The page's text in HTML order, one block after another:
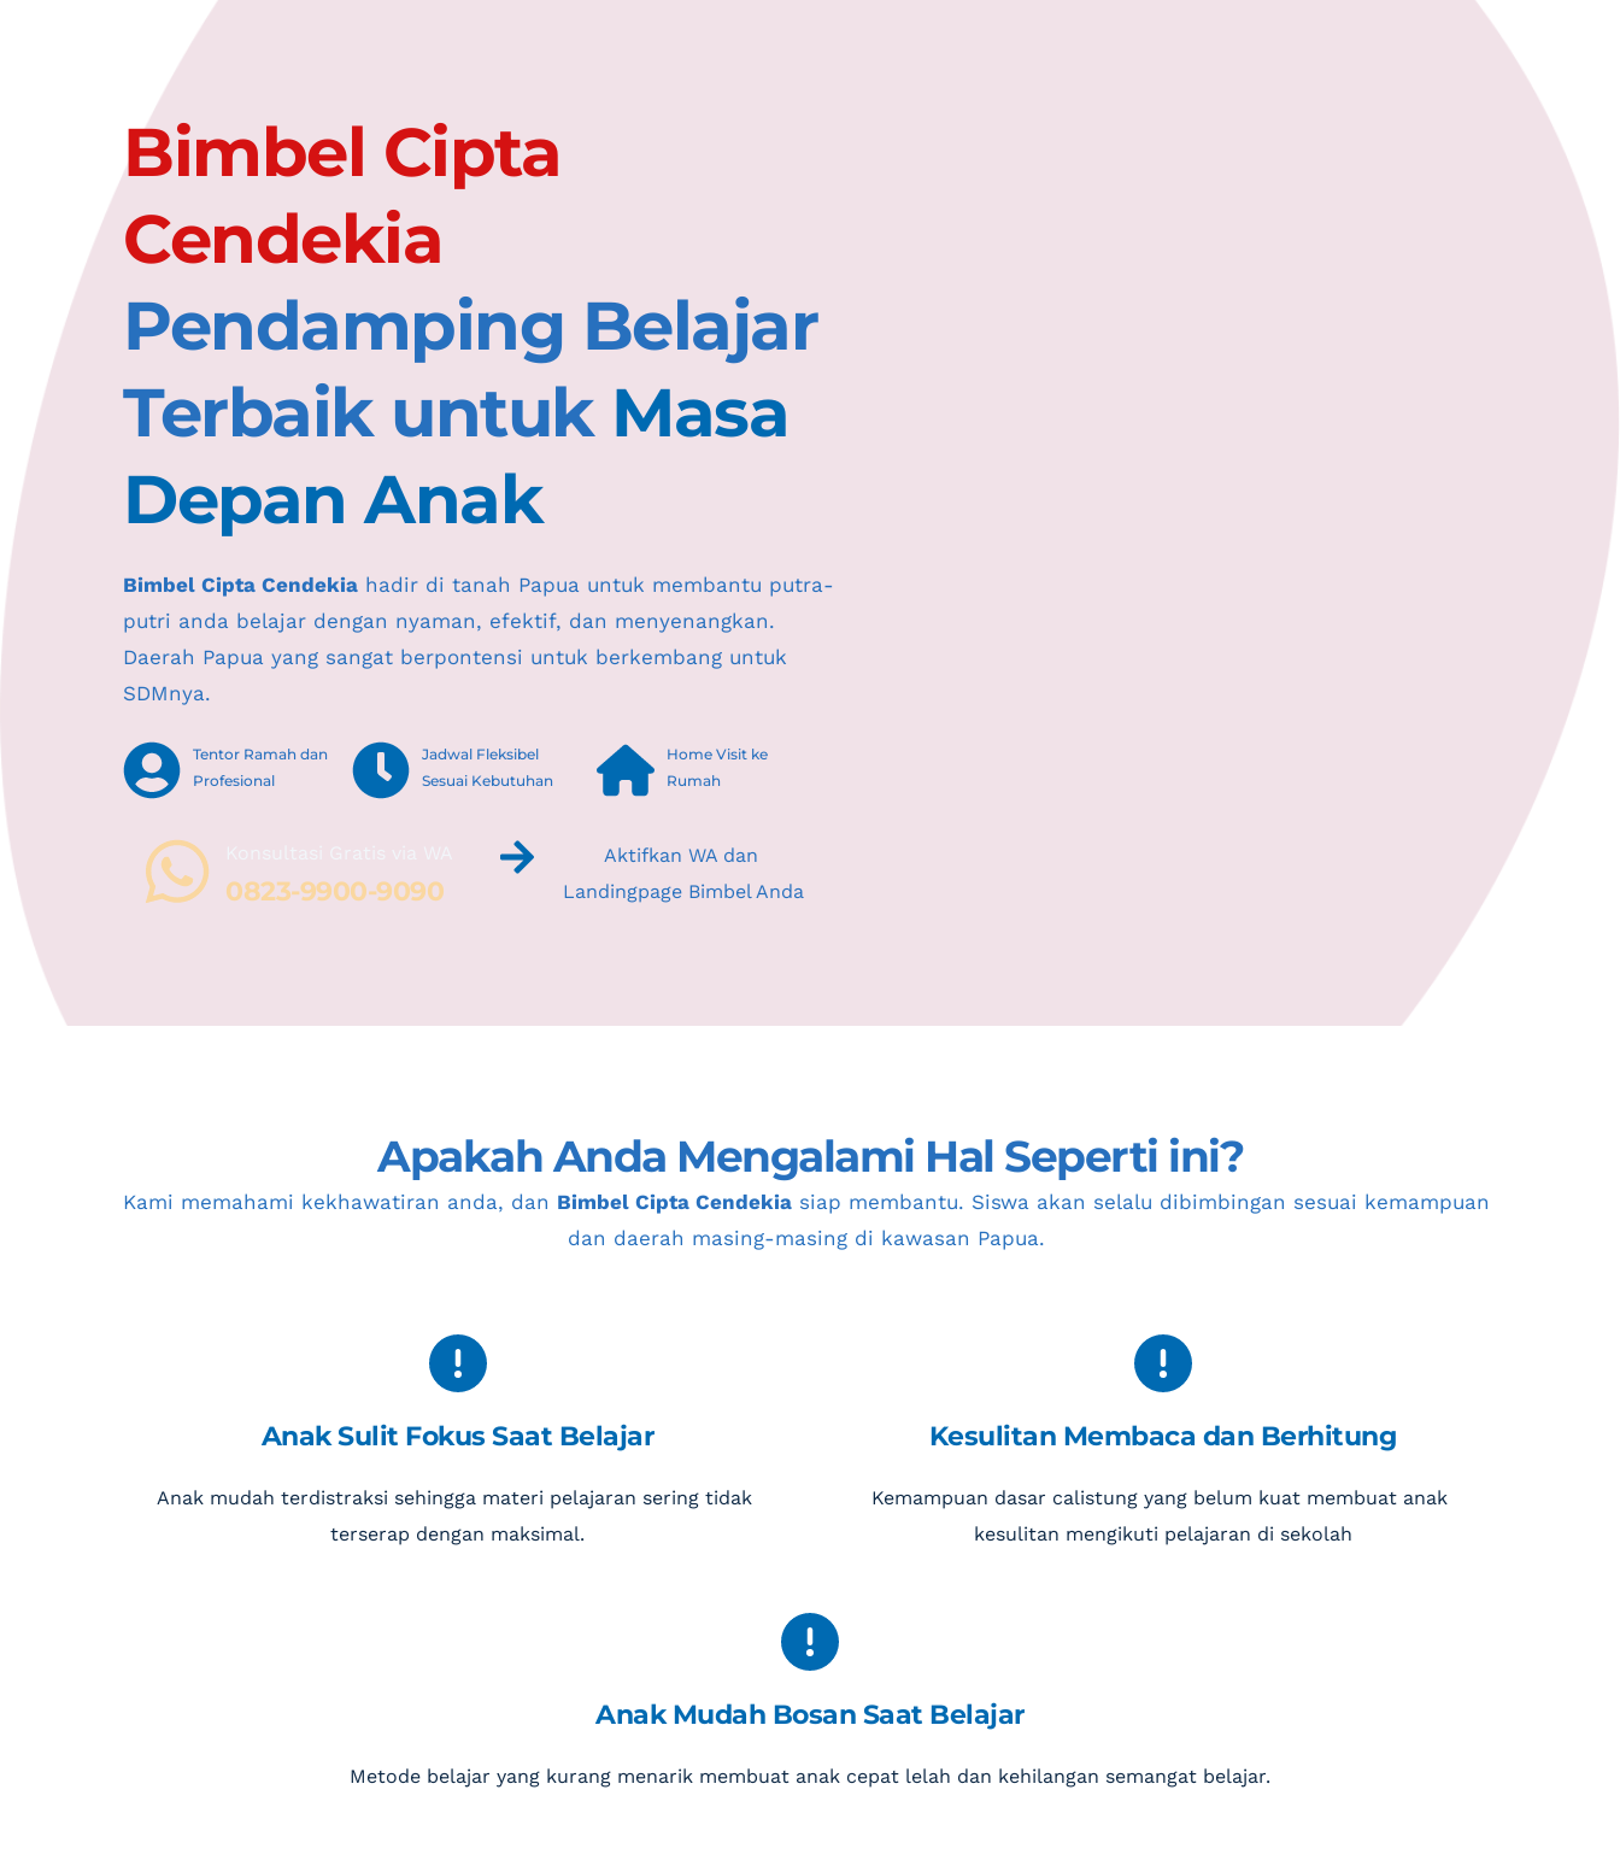
Bimbel Cipta
Pendamping Belajar
Terbaik untuk Masa
Depan Anak
Bimbel Cipta Cendekia hadir di tanah Papua untuk membantu putra-
putri anda belajar dengan nyaman, efektif, dan menyenangkan.
Daerah Papua yang sangat berpontensi untuk berkembang untuk
SDMnya.
Tentor Ramah dan
Profesional
Jadwal Fleksibel
Sesuai Kebutuhan
Home Visit ke
Rumah
0823-9900-9090
Aktifkan WA dan
Landingpage Bimbel Anda
Apakah Anda Mengalami Hal Seperti ini?
Kami memahami kekhawatiran anda, dan Bimbel Cipta Cendekia siap membantu. Siswa akan selalu dibimbingan sesuai kemampuan
dan daerah masing-masing di kawasan Papua.
Anak Sulit Fokus Saat Belajar
Anak mudah terdistraksi sehingga materi pelajaran sering tidak
terserap dengan maksimal.
Kesulitan Membaca dan Berhitung
Kemampuan dasar calistung yang belum kuat membuat anak
kesulitan mengikuti pelajaran di sekolah
Anak Mudah Bosan Saat Belajar
Metode belajar yang kurang menarik membuat anak cepat lelah dan kehilangan semangat belajar.